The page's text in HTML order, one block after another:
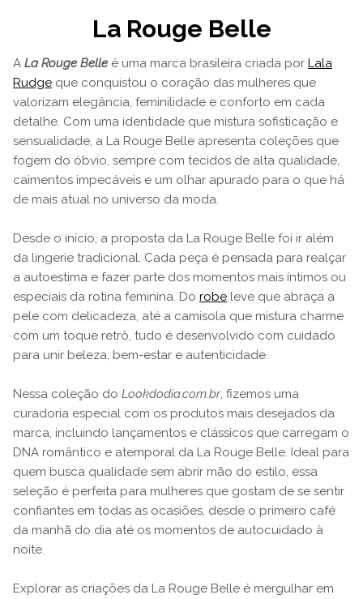
La Rouge Belle
A La Rouge Belleé uma marca brasileira criada por Lala
Rudge que conquistou o coração das mulheres que
valorizam elegância, feminilidade e conforto em cada
detalhe. Com uma identidade que mistura sofisticação e
sensualidade, a La Rouge Belle apresenta coleções que
fogem do óbvio, sempre com tecidos de alta qualidade,
caimentos impecáveis e um olhar apurado para o que há
de mais atual no universo da moda.
Desde o início, a proposta da La Rouge Belle foi ir além
da lingerie tradicional. Cada peça é pensada para realçar
a autoestima e fazer parte dos momentos mais íntimos ou
especiais da rotina feminina. Do robe leve que abraça a
pele com delicadeza, até a camisola que mistura charme
com um toque retrô, tudo é desenvolvido com cuidado
para unir beleza, bem-estar e autenticidade.
Nessa coleção do Lookdodia.com.br, fizemos uma
curadoria especial com os produtos mais desejados da
marca, incluindo lançamentos e clássicos que carregam o
DNA romântico e atemporal da La Rouge Belle. Ideal para
quem busca qualidade sem abrir mão do estilo, essa
seleção é perfeita para mulheres que gostam de se sentir
confiantes em todas as ocasiões, desde o primeiro café
da manhã do dia até os momentos de autocuidado à
noite.
Explorar as criações da La Rouge Belle é mergulhar em